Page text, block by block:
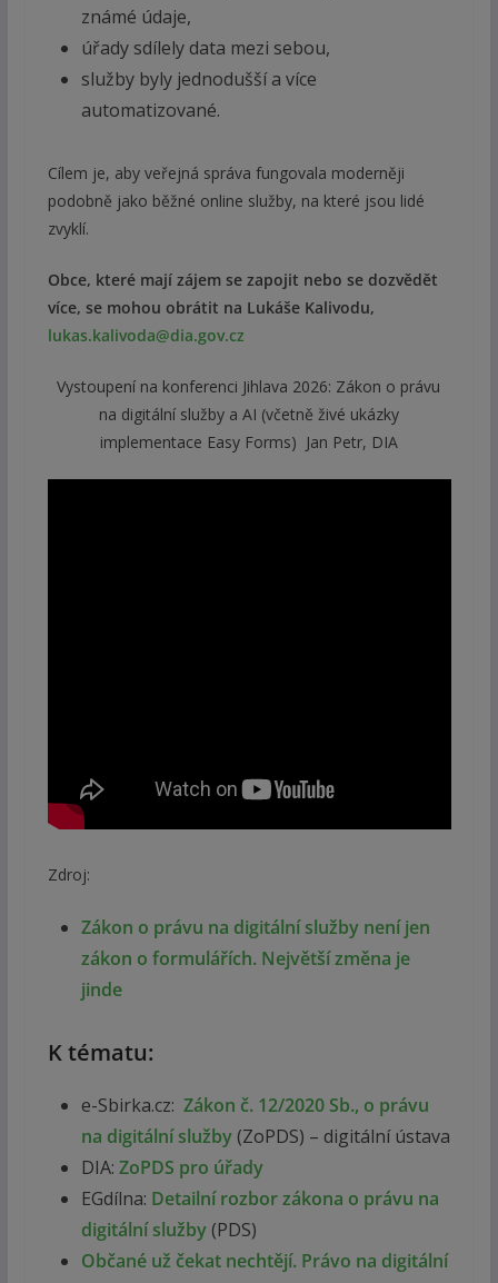
známé údaje,
úřady sdílely data mezi sebou,
služby byly jednodušší a více
automatizované.
Cílem je, aby veřejná správa fungovala moderněji
podobně jako běžné online služby, na které jsou lidé
zvyklí.
Obce, které mají zájem se zapojit nebo se dozvědět
více, se mohou obrátit na Lukáše Kalivodu,
lukas.kalivoda@dia.gov.cz
Vystoupení na konferenci Jihlava 2026: Zákon o právu
na digitální služby a AI (včetně živé ukázky
implementace Easy Forms) Jan Petr, DIA
Zdroj:
Zákon o právu na digitální služby není jen
zákon o formulářích. Největší změna je
jinde
K tématu:
e-Sbirka.cz: Zákon č. 12/2020 Sb., o právu
na digitální služby(ZoPDS) – digitální ústava
DIA: ZoPDS pro úřady
EGdílna: Detailní rozbor zákona o právu na
digitální služby(PDS)
Občané už čekat nechtějí. Právo na digitální